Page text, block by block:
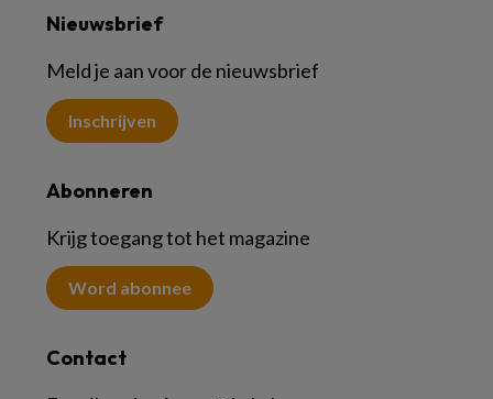
Nieuwsbrief
Meld je aan voor de nieuwsbrief
Inschrijven
Abonneren
Krijg toegang tot het magazine
Word abonnee
Contact